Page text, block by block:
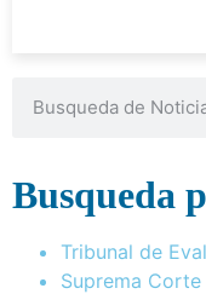
Busqueda
Tribunal de
Suprema